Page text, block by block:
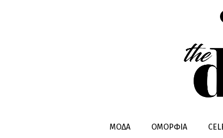
ΜΟΔΑ ΟΜΟΡΦΙΑ
CELEBRITIES HOT STORIES